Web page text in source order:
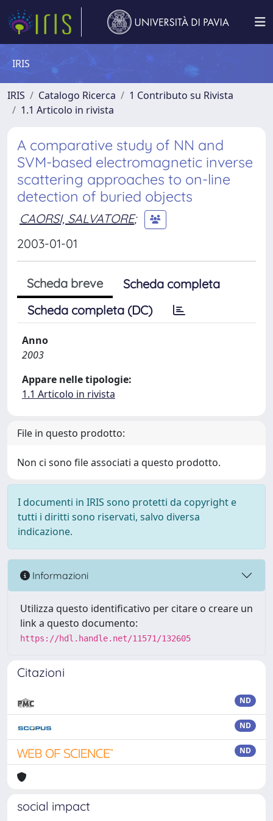
IRIS
IRIS Catalogo Ricerca
1 Contributo su Rivista
1.1 Articolo in rivista
A comparative study of NN and
SVM-based electromagnetic inverse
scattering approaches to on-line
detection of buried objects
CAORSI, SALVATORE;
2003-01-01
Scheda breve
Scheda completa
Scheda completa (DC)
Anno
2003
Appare nelle tipologie:
1.1 Articolo in rivista
File in questo prodotto:
Non ci sono file associati a questo prodotto.
I documenti in IRIS sono protetti da copyright e
tutti i diritti sono riservati, salvo diversa
indicazione.
Informazioni
Utilizza questo identificativo per citare o creare un
link a questo documento:
https://hdl.handle.net/11571/132605
Citazioni
ND
ND
ND
social impact